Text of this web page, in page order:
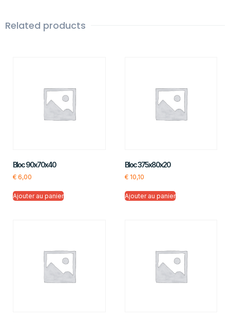
Related products
Bloc 90x70x40
€ 6,00
Ajouter au panier
Bloc 375x80x20
€10,10
Ajouter au panier